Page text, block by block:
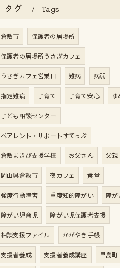
タグ Tags
倉敷市 保護者の居場所
保護者の居場所うさぎカフェ
うさぎカフェ営業日 難病 病弱
指定難病 子育て 子育て安心 ゆ
子ども相談センター
ペアレント・サポートすてっぷ
倉敷まきび支援学校 お父さん 父親
岡山県倉敷市 夜カフェ 食堂
強度行動障害 重度知的障がい 障が
障がい児育児 障がい児保護者支援
相談支援ファイル かがやき手帳
支援者養成 支援者養成講座 早島町